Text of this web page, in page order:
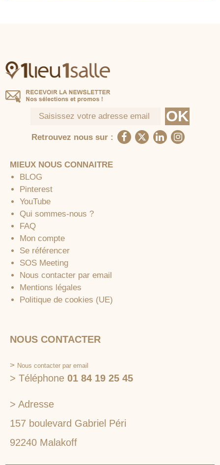
Retrouvez nous sur :
MIEUX NOUS CONNAITRE
BLOG
Pinterest
YouTube
Qui sommes-nous ?
FAQ
Mon compte
Se référencer
SOS Meeting
Nous contacter par email
Mentions légales
Politique de cookies (UE)
NOUS CONTACTER
> Nous contacter par email
> Téléphone 01 84 19 25 45
> Adresse
157 boulevard Gabriel Péri
92240 Malakoff